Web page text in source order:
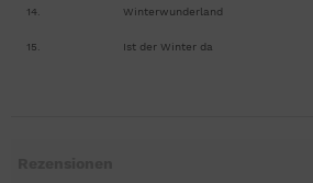
14. Winterwunderland
15. Ist der Winter da